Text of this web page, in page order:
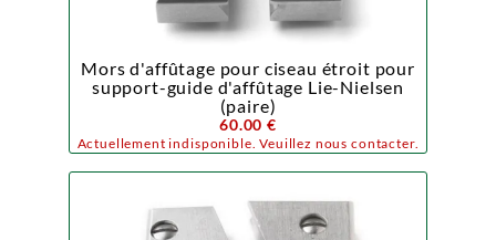
Mors d'affûtage pour ciseau étroit pour
support-guide d'affûtage Lie-Nielsen
(paire)
60.00 €
Actuellement indisponible. Veuillez nous contacter.